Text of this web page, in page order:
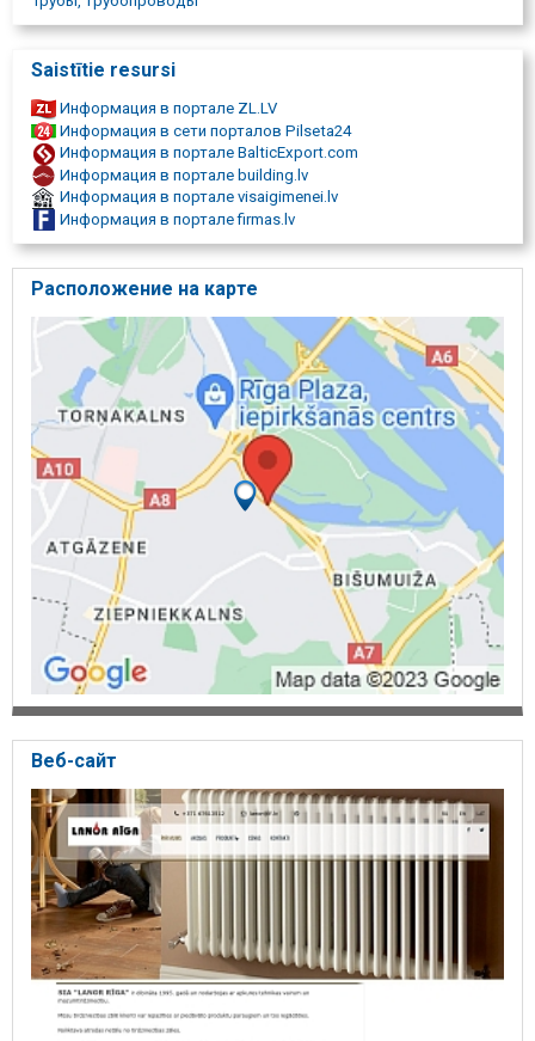
Saistītie resursi
Информация в портале ZL.LV
Информация в сети порталов Pilseta24
Информация в портале BalticExport.com
Информация в портале building.lv
Информация в портале visaigimenei.lv
Информация в портале firmas.lv
Расположение на карте
Веб-сайт